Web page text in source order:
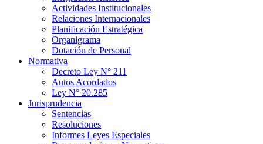
Actividades Institucionales
Relaciones Internacionales
Planificación Estratégica
Organigrama
Dotación de Personal
Normativa
Decreto Ley N° 211
Autos Acordados
Ley N° 20.285
Jurisprudencia
Sentencias
Resoluciones
Informes Leyes Especiales